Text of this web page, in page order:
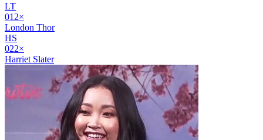
LT
01 2×
London Thor
HS
022×
Harriet Slater